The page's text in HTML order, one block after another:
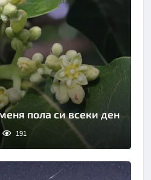
пола си всеки ден
191